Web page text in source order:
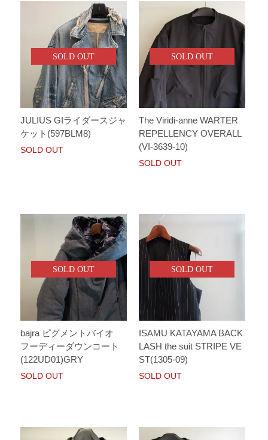
SOLD OUT
JULIUS GIライダースジャ
ケット(597BLM8)
SOLD OUT
SOLD OUT
The Viridi-anne WARTER
REPELLENCY OVERALL
(VI-3639-10)
SOLD OUT
SOLD OUT
bajra ピグメントバイオ
フーディーダウンコート
(122UD01)GRY
SOLD OUT
SOLD OUT
ISAMU KATAYAMA BACK
LASH the suit STRIPE VE
ST(1305-09)
SOLD OUT